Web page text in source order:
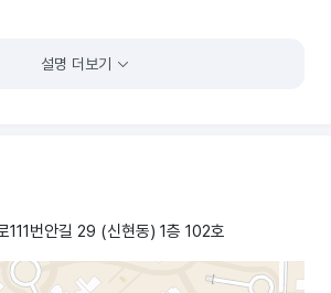
인수하실 생각 있으신 분만 연락부탁드립니다.
하지 않습니다.
을 두지 않아도 되며 화재 위험이 없습니다. 3천
설명 더보기
111번안길 29 (신현동) 1층 102호